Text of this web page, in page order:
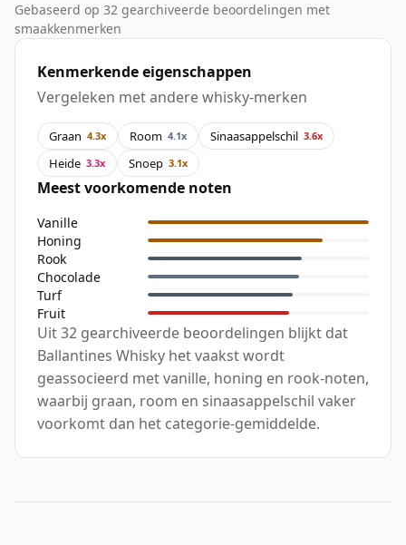
Gebaseerd op 32 gearchiveerde beoordelingen met
smaakkenmerken
Kenmerkende eigenschappen
Vergeleken met andere whisky-merken
Graan 4.3x Room 4.1x Sinaasappelschil 3.6x
Heide 3.3x Snoep 3.1x
Meest voorkomende noten
Vanille
Honing
Rook
Chocolade
Turf
Fruit
Uit 32 gearchiveerde beoordelingen blijkt dat
Ballantines Whisky het vaakst wordt
geassocieerd met vanille, honing en rook-noten,
waarbij graan, room en sinaasappelschil vaker
voorkomt dan het categorie-gemiddelde.